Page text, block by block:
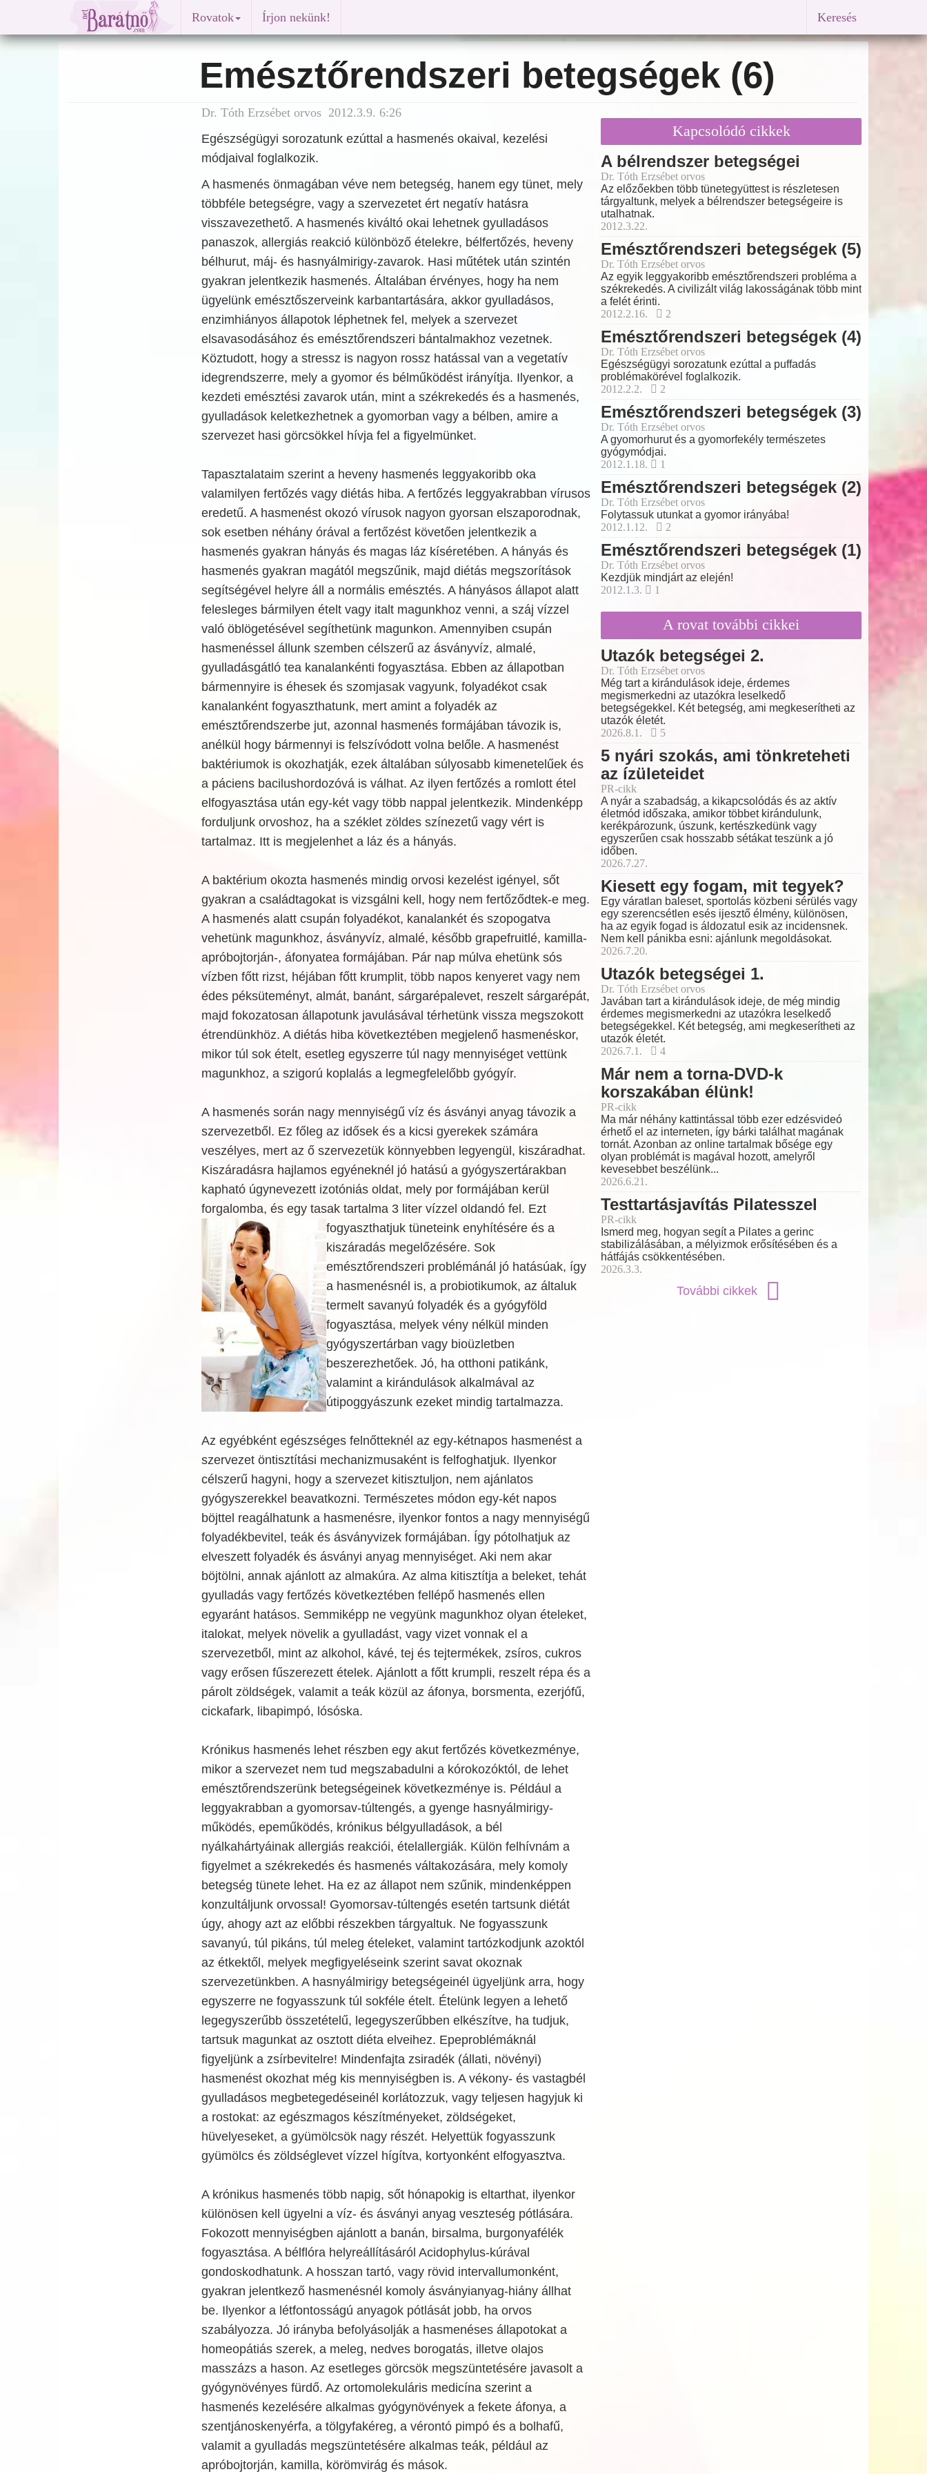
Rovatok Írjon nekünk! Keresés
Emésztőrendszeri betegségek (6)
Dr. Tóth Erzsébet orvos 2012.3.9. 6:26
Egészségügyi sorozatunk ezúttal a hasmenés okaival, kezelési
módjaival foglalkozik.
A hasmenés önmagában véve nem betegség, hanem egy tünet, mely
többféle betegségre, vagy a szervezetet ért negatív hatásra
visszavezethető. A hasmenés kiváltó okai lehetnek gyulladásos
panaszok, allergiás reakció különböző ételekre, bélfertőzés, heveny
bélhurut, máj- és hasnyálmirigy-zavarok. Hasi műtétek után szintén
gyakran jelentkezik hasmenés. Általában érvényes, hogy ha nem
ügyelünk emésztőszerveink karbantartására, akkor gyulladásos,
enzimhiányos állapotok léphetnek fel, melyek a szervezet
elsavasodásához és emésztőrendszeri bántalmakhoz vezetnek.
Köztudott, hogy a stressz is nagyon rossz hatással van a vegetatív
idegrendszerre, mely a gyomor és bélműködést irányítja. Ilyenkor, a
kezdeti emésztési zavarok után, mint a székrekedés és a hasmenés,
gyulladások keletkezhetnek a gyomorban vagy a bélben, amire a
szervezet hasi görcsökkel hívja fel a figyelmünket.
Tapasztalataim szerint a heveny hasmenés leggyakoribb oka
valamilyen fertőzés vagy diétás hiba. A fertőzés leggyakrabban vírusos
eredetű. A hasmenést okozó vírusok nagyon gyorsan elszaporodnak,
sok esetben néhány órával a fertőzést követően jelentkezik a
hasmenés gyakran hányás és magas láz kíséretében. A hányás és
hasmenés gyakran magától megszűnik, majd diétás megszorítások
segítségével helyre áll a normális emésztés. A hányásos állapot alatt
felesleges bármilyen ételt vagy italt magunkhoz venni, a száj vízzel
való öblögetésével segíthetünk magunkon. Amennyiben csupán
hasmenéssel állunk szemben célszerű az ásványvíz, almalé,
gyulladásgátló tea kanalankénti fogyasztása. Ebben az állapotban
bármennyire is éhesek és szomjasak vagyunk, folyadékot csak
kanalanként fogyaszthatunk, mert amint a folyadék az
emésztőrendszerbe jut, azonnal hasmenés formájában távozik is,
anélkül hogy bármennyi is felszívódott volna belőle. A hasmenést
baktériumok is okozhatják, ezek általában súlyosabb kimenetelűek és
a páciens bacilushordozóvá is válhat. Az ilyen fertőzés a romlott étel
elfogyasztása után egy-két vagy több nappal jelentkezik. Mindenképp
forduljunk orvoshoz, ha a széklet zöldes színezetű vagy vért is
tartalmaz. Itt is megjelenhet a láz és a hányás.
A baktérium okozta hasmenés mindig orvosi kezelést igényel, sőt
gyakran a családtagokat is vizsgálni kell, hogy nem fertőződtek-e meg.
A hasmenés alatt csupán folyadékot, kanalankét és szopogatva
vehetünk magunkhoz, ásványvíz, almalé, később grapefruitlé, kamilla-
apróbojtorján-, áfonyatea formájában. Pár nap múlva ehetünk sós
vízben főtt rizst, héjában főtt krumplit, több napos kenyeret vagy nem
édes péksüteményt, almát, banánt, sárgarépalevet, reszelt sárgarépát,
majd fokozatosan állapotunk javulásával térhetünk vissza megszokott
étrendünkhöz. A diétás hiba következtében megjelenő hasmenéskor,
mikor túl sok ételt, esetleg egyszerre túl nagy mennyiséget vettünk
magunkhoz, a szigorú koplalás a legmegfelelőbb gyógyír.
A hasmenés során nagy mennyiségű víz és ásványi anyag távozik a
szervezetből. Ez főleg az idősek és a kicsi gyerekek számára
veszélyes, mert az ő szervezetük könnyebben legyengül, kiszáradhat.
Kiszáradásra hajlamos egyéneknél jó hatású a gyógyszertárakban
kapható úgynevezett izotóniás oldat, mely por formájában kerül
forgalomba, és egy tasak tartalma 3 liter vízzel oldandó fel. Ezt
fogyaszthatjuk tüneteink enyhítésére és a
kiszáradás megelőzésére. Sok
emésztőrendszeri problémánál jó hatásúak, így
a hasmenésnél is, a probiotikumok, az általuk
termelt savanyú folyadék és a gyógyföld
fogyasztása, melyek vény nélkül minden
gyógyszertárban vagy bioüzletben
beszerezhetőek. Jó, ha otthoni patikánk,
valamint a kirándulások alkalmával az
útipoggyászunk ezeket mindig tartalmazza.
Az egyébként egészséges felnőtteknél az egy-kétnapos hasmenést a
szervezet öntisztítási mechanizmusaként is felfoghatjuk. Ilyenkor
célszerű hagyni, hogy a szervezet kitisztuljon, nem ajánlatos
gyógyszerekkel beavatkozni. Természetes módon egy-két napos
böjttel reagálhatunk a hasmenésre, ilyenkor fontos a nagy mennyiségű
folyadékbevitel, teák és ásványvizek formájában. Így pótolhatjuk az
elveszett folyadék és ásványi anyag mennyiséget. Aki nem akar
böjtölni, annak ajánlott az almakúra. Az alma kitisztítja a beleket, tehát
gyulladás vagy fertőzés következtében fellépő hasmenés ellen
egyaránt hatásos. Semmiképp ne vegyünk magunkhoz olyan ételeket,
italokat, melyek növelik a gyulladást, vagy vizet vonnak el a
szervezetből, mint az alkohol, kávé, tej és tejtermékek, zsíros, cukros
vagy erősen fűszerezett ételek. Ajánlott a főtt krumpli, reszelt répa és a
párolt zöldségek, valamit a teák közül az áfonya, borsmenta, ezerjófű,
cickafark, libapimpó, lósóska.
Krónikus hasmenés lehet részben egy akut fertőzés következménye,
mikor a szervezet nem tud megszabadulni a kórokozóktól, de lehet
emésztőrendszerünk betegségeinek következménye is. Például a
leggyakrabban a gyomorsav-túltengés, a gyenge hasnyálmirigy-
működés, epeműködés, krónikus bélgyulladások, a bél
nyálkahártyáinak allergiás reakciói, ételallergiák. Külön felhívnám a
figyelmet a székrekedés és hasmenés váltakozására, mely komoly
betegség tünete lehet. Ha ez az állapot nem szűnik, mindenképpen
konzultáljunk orvossal! Gyomorsav-túltengés esetén tartsunk diétát
úgy, ahogy azt az előbbi részekben tárgyaltuk. Ne fogyasszunk
savanyú, túl pikáns, túl meleg ételeket, valamint tartózkodjunk azoktól
az étkektől, melyek megfigyeléseink szerint savat okoznak
szervezetünkben. A hasnyálmirigy betegségeinél ügyeljünk arra, hogy
egyszerre ne fogyasszunk túl sokféle ételt. Ételünk legyen a lehető
legegyszerűbb összetételű, legegyszerűbben elkészítve, ha tudjuk,
tartsuk magunkat az osztott diéta elveihez. Epeproblémáknál
figyeljünk a zsírbevitelre! Mindenfajta zsiradék (állati, növényi)
hasmenést okozhat még kis mennyiségben is. A vékony- és vastagbél
gyulladásos megbetegedéseinél korlátozzuk, vagy teljesen hagyjuk ki
a rostokat: az egészmagos készítményeket, zöldségeket,
hüvelyeseket, a gyümölcsök nagy részét. Helyettük fogyasszunk
gyümölcs és zöldséglevet vízzel hígítva, kortyonként elfogyasztva.
A krónikus hasmenés több napig, sőt hónapokig is eltarthat, ilyenkor
különösen kell ügyelni a víz- és ásványi anyag veszteség pótlására.
Fokozott mennyiségben ajánlott a banán, birsalma, burgonyafélék
fogyasztása. A bélflóra helyreállításáról Acidophylus-kúrával
gondoskodhatunk. A hosszan tartó, vagy rövid intervallumonként,
gyakran jelentkező hasmenésnél komoly ásványianyag-hiány állhat
be. Ilyenkor a létfontosságú anyagok pótlását jobb, ha orvos
szabályozza. Jó irányba befolyásolják a hasmenéses állapotokat a
homeopátiás szerek, a meleg, nedves borogatás, illetve olajos
masszázs a hason. Az esetleges görcsök megszüntetésére javasolt a
gyógynövényes fürdő. Az ortomolekuláris medicína szerint a
hasmenés kezelésére alkalmas gyógynövények a fekete áfonya, a
szentjánoskenyérfa, a tölgyfakéreg, a vérontó pimpó és a bolhafű,
valamit a gyulladás megszüntetésére alkalmas teák, például az
apróbojtorján, kamilla, körömvirág és mások.
Kapcsolódó cikkek
A bélrendszer betegségei
Dr. Tóth Erzsébet orvos
Az előzőekben több tünetegyüttest is részletesen
tárgyaltunk, melyek a bélrendszer betegségeire is
utalhatnak.
2012.3.22.
Emésztőrendszeri betegségek (5)
Dr. Tóth Erzsébet orvos
Az egyik leggyakoribb emésztőrendszeri probléma a
székrekedés. A civilizált világ lakosságának több mint
a felét érinti.
2012.2.16.
2
Emésztőrendszeri betegségek (4)
Dr. Tóth Erzsébet orvos
Egészségügyi sorozatunk ezúttal a puffadás
problémakörével foglalkozik.
2012.2.2.
2
Emésztőrendszeri betegségek (3)
Dr. Tóth Erzsébet orvos
A gyomorhurut és a gyomorfekély természetes
gyógymódjai.
2012.1.18.
1
Emésztőrendszeri betegségek (2)
Dr. Tóth Erzsébet orvos
Folytassuk utunkat a gyomor irányába!
2012.1.12.
2
Emésztőrendszeri betegségek (1)
Dr. Tóth Erzsébet orvos
Kezdjük mindjárt az elején!
2012.1.3.
1
A rovat további cikkei
Utazók betegségei 2.
Dr. Tóth Erzsébet orvos
Még tart a kirándulások ideje, érdemes
megismerkedni az utazókra leselkedő
betegségekkel. Két betegség, ami megkeserítheti az
utazók életét.
2026.8.1.
5
5 nyári szokás, ami tönkreteheti
az ízületeidet
PR-cikk
A nyár a szabadság, a kikapcsolódás és az aktív
életmód időszaka, amikor többet kirándulunk,
kerékpározunk, úszunk, kertészkedünk vagy
egyszerűen csak hosszabb sétákat teszünk a jó
időben.
2026.7.27.
Kiesett egy fogam, mit tegyek?
Egy váratlan baleset, sportolás közbeni sérülés vagy
egy szerencsétlen esés ijesztő élmény, különösen,
ha az egyik fogad is áldozatul esik az incidensnek.
Nem kell pánikba esni: ajánlunk megoldásokat.
2026.7.20.
Utazók betegségei 1.
Dr. Tóth Erzsébet orvos
Javában tart a kirándulások ideje, de még mindig
érdemes megismerkedni az utazókra leselkedő
betegségekkel. Két betegség, ami megkeserítheti az
utazók életét.
2026.7.1.
4
Már nem a torna-DVD-k
korszakában élünk!
PR-cikk
Ma már néhány kattintással több ezer edzésvideó
érhető el az interneten, így bárki találhat magának
tornát. Azonban az online tartalmak bősége egy
olyan problémát is magával hozott, amelyről
kevesebbet beszélünk...
2026.6.21.
Testtartásjavítás Pilatesszel
PR-cikk
Ismerd meg, hogyan segít a Pilates a gerinc
stabilizálásában, a mélyizmok erősítésében és a
hátfájás csökkentésében.
2026.3.3.
További cikkek